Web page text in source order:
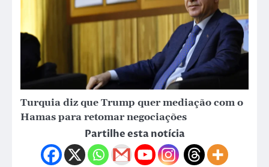
Turquia diz que Trump quer mediação com o
Hamas para retomar negociações
Partilhe esta notícia